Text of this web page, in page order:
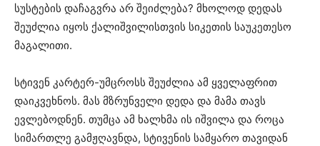
სუსტების დაჩაგვრა არ შეიძლება? მხოლოდ დედას
შეუძლია იყოს ქალიშვილისთვის სიკეთის საუკეთესო
მაგალითი.
სტივენ კარტერ-უმცროსს შეუძლია ამ ყველაფრით
დაიკვეხნოს. მას მზრუნველი დედა და მამა თავს
ევლებოდნენ. თუმცა ამ ხალხმა ის იშვილა და როცა
სიმართლე გამჟღავნდა, სტივენის სამყარო თავიდან